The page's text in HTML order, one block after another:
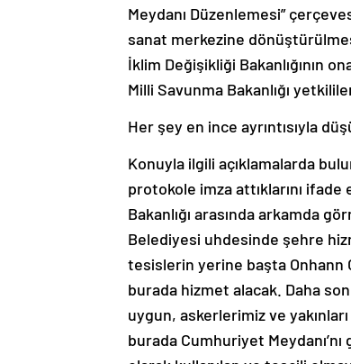
Meydanı Düzenlemesi”
sanat merkezine
İklim Değişikliği Bakanlığının
Milli Savunma Bakanlığı
Her şey en ince ayrıntısıyla
Konuyla ilgili açıklamalarda
protokole imza attıklarını
Bakanlığı arasında arkamda
Belediyesi uhdesinde şehre
tesislerin yerine başta Onhann
burada hizmet alacak. Daha
uygun, askerlerimiz ve
burada Cumhuriyet